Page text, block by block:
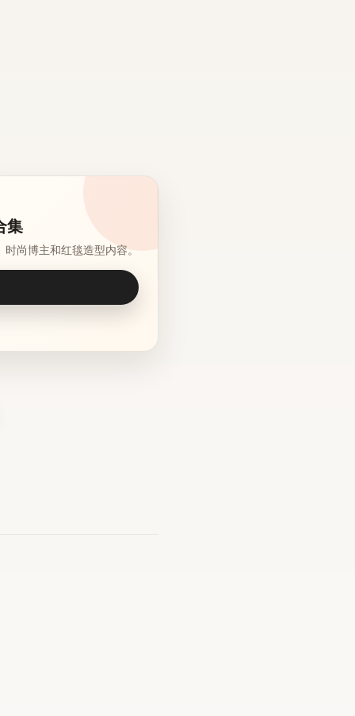
集
尚博主和红毯造型内容。